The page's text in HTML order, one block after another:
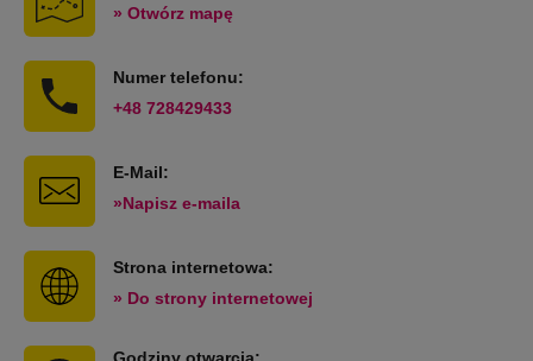
» Otwórz mapę
Numer telefonu:
+48 728429433
E-Mail:
»Napisz e-maila
Strona internetowa:
» Do strony internetowej
Godziny otwarcia: